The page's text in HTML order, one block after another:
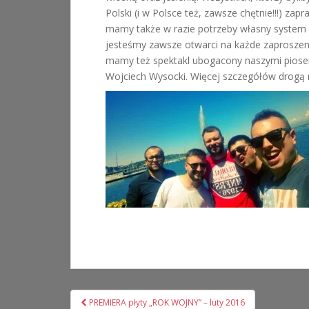
Polski (i w Polsce też, zawsze chętnie!!!)
mamy także w razie potrzeby własny
jesteśmy zawsze otwarci na każde
mamy też spektakl ubogacony naszymi
Wojciech Wysocki. Więcej szczegółów
Nawigacja
PREMIERA płyty „ROK WOJNY” – luty 2016